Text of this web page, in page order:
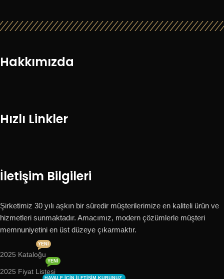
Hakkımızda
Hızlı Linkler
İletişim Bilgileri
Şirketimiz 30 yılı aşkın bir süredir müşterilerimize en kaliteli ürün ve
hizmetleri sunmaktadır. Amacımız, modern çözümlerle müşteri
memnuniyetini en üst düzeye çıkarmaktır.
2025 Kataloğu
YENI
2025 Fiyat Listesi
YENI
HAVALE IÇIN ILETIŞIM KURUNUZ.